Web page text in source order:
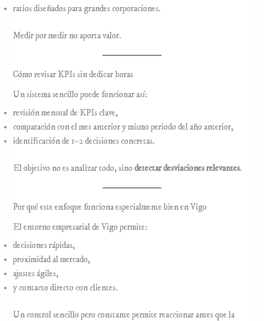
ratios diseñados para grandes corporaciones.
Medir por medir no aporta valor.
Cómo revisar KPIs sin dedicar horas
Un sistema sencillo puede funcionar así:
revisión mensual de KPIs clave,
comparación con el mes anterior y mismo periodo del año anterior,
identificación de 1–2 decisiones concretas.
El objetivo no es analizar todo, sinodetectar desviaciones relevantes.
Por qué este enfoque funciona especialmente bien en Vigo
El entorno empresarial de Vigo permite:
decisiones rápidas,
proximidad al mercado,
ajustes ágiles,
y contacto directo con clientes.
Un control sencillo pero constante permite reaccionar antes que la